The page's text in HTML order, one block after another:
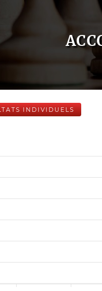
INDIVIDUELS